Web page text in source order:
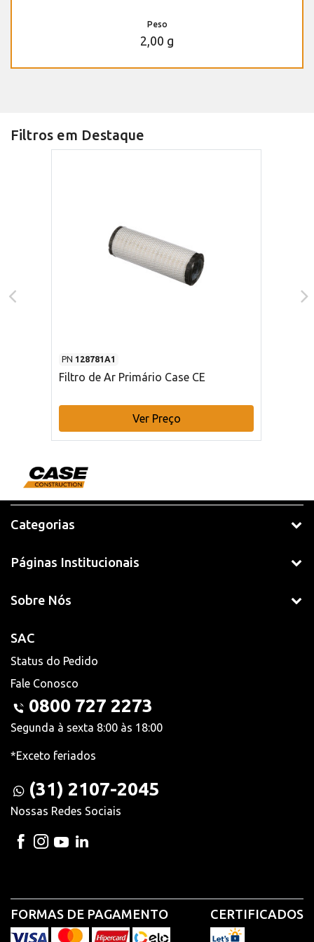
Peso
2,00 g
Filtros em Destaque
PN 128781A1
Filtro de Ar Primário Case CE
Ver Preço
Categorias
Páginas Institucionais
Sobre Nós
SAC
Status do Pedido
Fale Conosco
0800 727 2273
Segunda à sexta 8:00 às 18:00
*Exceto feriados
(31) 2107-2045
Nossas Redes Sociais
FORMAS DE PAGAMENTO CERTIFICADOS